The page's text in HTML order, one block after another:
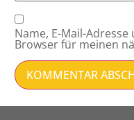
Name, E-Mail-
Browser für meinen